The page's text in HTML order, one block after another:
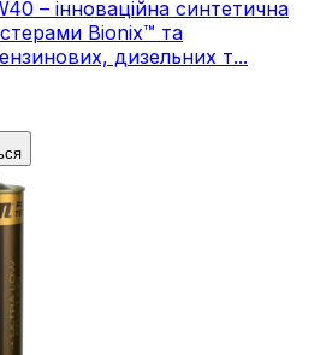
– інноваційна синтетична
Bionix™ та
дизельних т...